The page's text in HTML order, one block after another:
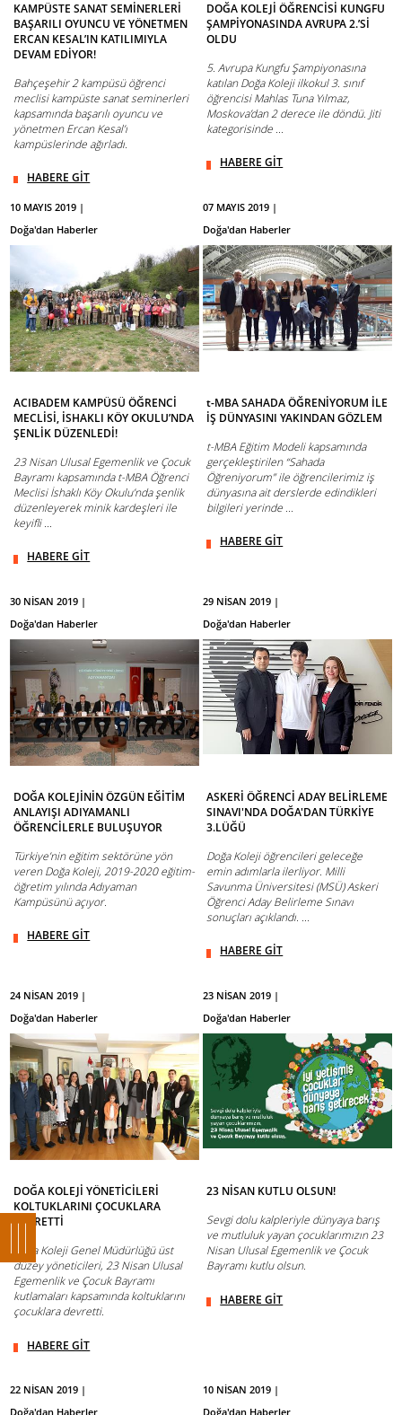
KAMPÜSTE SANAT SEMİNERLERİ
BAŞARILI OYUNCU VE YÖNETMEN
ERCAN KESAL’IN KATILIMIYLA
DEVAM EDİYOR!
Bahçeşehir 2 kampüsü öğrenci
meclisi kampüste sanat seminerleri
kapsamında başarılı oyuncu ve
yönetmen Ercan Kesal’ı
kampüslerinde ağırladı.
HABERE GİT
DOĞA KOLEJİ ÖĞRENCİSİ KUNGFU
ŞAMPİYONASINDA AVRUPA 2.’Sİ
OLDU
5. Avrupa Kungfu Şampiyonasına
katılan Doğa Koleji ilkokul 3. sınıf
öğrencisi Mahlas Tuna Yılmaz,
Moskova’dan 2 derece ile döndü. Jiti
kategorisinde ...
HABERE GİT
10 MAYIS 2019 |
Doğa'dan Haberler
ACIBADEM KAMPÜSÜ ÖĞRENCİ
MECLİSİ, İSHAKLI KÖY OKULU’NDA
ŞENLİK DÜZENLEDİ!
23 Nisan Ulusal Egemenlik ve Çocuk
Bayramı kapsamında t-MBA Öğrenci
Meclisi İshaklı Köy Okulu’nda şenlik
düzenleyerek minik kardeşleri ile
keyifli ...
HABERE GİT
07 MAYIS 2019 |
Doğa'dan Haberler
t-MBA SAHADA ÖĞRENİYORUM İLE
İŞ DÜNYASINI YAKINDAN GÖZLEM
t-MBA Eğitim Modeli kapsamında
gerçekleştirilen “Sahada
Öğreniyorum” ile öğrencilerimiz iş
dünyasına ait derslerde edindikleri
bilgileri yerinde ...
HABERE GİT
30 NİSAN 2019 |
Doğa'dan Haberler
DOĞA KOLEJİNİN ÖZGÜN EĞİTİM
ANLAYIŞI ADIYAMANLI
ÖĞRENCİLERLE BULUŞUYOR
Türkiye’nin eğitim sektörüne yön
veren Doğa Koleji, 2019-2020 eğitim-
öğretim yılında Adıyaman
Kampüsünü açıyor.
HABERE GİT
29 NİSAN 2019 |
Doğa'dan Haberler
ASKERİ ÖĞRENCİ ADAY BELİRLEME
SINAVI'NDA DOĞA'DAN TÜRKİYE
3.LÜĞÜ
Doğa Koleji öğrencileri geleceğe
emin adımlarla ilerliyor. Milli
Savunma Üniversitesi (MSÜ) Askeri
Öğrenci Aday Belirleme Sınavı
sonuçları açıklandı. ...
HABERE GİT
24 NİSAN 2019 |
Doğa'dan Haberler
DOĞA KOLEJİ YÖNETİCİLERİ
KOLTUKLARINI ÇOCUKLARA
DEVRETTİ
Doğa Koleji Genel Müdürlüğü üst
düzey yöneticileri, 23 Nisan Ulusal
Egemenlik ve Çocuk Bayramı
kutlamaları kapsamında koltuklarını
çocuklara devretti.
HABERE GİT
23 NİSAN 2019 |
Doğa'dan Haberler
23 NİSAN KUTLU OLSUN!
Sevgi dolu kalpleriyle dünyaya barış
ve mutluluk yayan çocuklarımızın 23
Nisan Ulusal Egemenlik ve Çocuk
Bayramı kutlu olsun.
HABERE GİT
22 NİSAN 2019 |
Doğa'dan Haberler
10 NİSAN 2019 |
Doğa'dan Haberler